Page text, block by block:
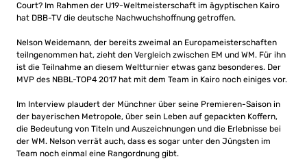
Court? Im Rahmen der U19-Weltmeisterschaft im ägyptischen Kairo
hat DBB-TV die deutsche Nachwuchshoffnung getroffen.
Nelson Weidemann, der bereits zweimal an Europameisterschaften
teilngenommen hat, zieht den Vergleich zwischen EM und WM. Für ihn
ist die Teilnahme an diesem Weltturnier etwas ganz besonderes. Der
MVP des NBBL-TOP4 2017 hat mit dem Team in Kairo noch einiges vor.
Im Interview plaudert der Münchner über seine Premieren-Saison in
der bayerischen Metropole, über sein Leben auf gepackten Koffern,
die Bedeutung von Titeln und Auszeichnungen und die Erlebnisse bei
der WM. Nelson verrät auch, dass es sogar unter den Jüngsten im
Team noch einmal eine Rangordnung gibt.